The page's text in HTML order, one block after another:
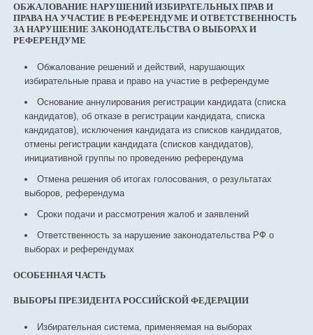
ОБЖАЛОВАНИЕ НАРУШЕНИЙ ИЗБИРАТЕЛЬНЫХ ПРАВ И
ПРАВА НА УЧАСТИЕ В РЕФЕРЕНДУМЕ И ОТВЕТСТВЕННОСТЬ
ЗА НАРУШЕНИЕ ЗАКОНОДАТЕЛЬСТВА О ВЫБОРАХ И
РЕФЕРЕНДУМЕ
Обжалование решений и действий, нарушающих
избирательные права и право на участие в референдуме
Основание аннулирования регистрации кандидата (списка
кандидатов), об отказе в регистрации кандидата, списка
кандидатов), исключения кандидата из списков кандидатов,
отмены регистрации кандидата (списков кандидатов),
инициативной группы по проведению референдума
Отмена решения об итогах голосования, о результатах
выборов, референдума
Сроки подачи и рассмотрения жалоб и заявлений
Ответственность за нарушение законодательства РФ о
выборах и референдумах
ОСОБЕННАЯ ЧАСТЬ
ВЫБОРЫ ПРЕЗИДЕНТА РОССИЙСКОЙ ФЕДЕРАЦИИ
Избирательная система, применяемая на выборах